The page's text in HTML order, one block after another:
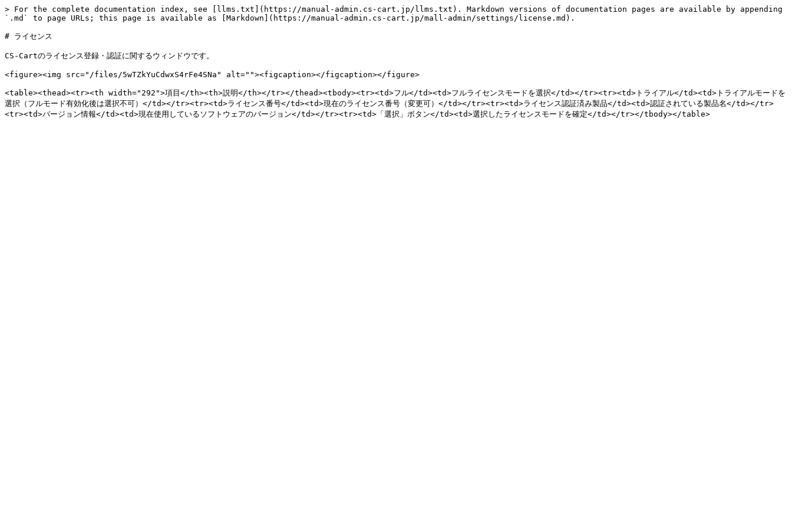
> For the complete documentation index, see [llms.txt](https://manual-admin.cs-cart.jp/llms.txt). Markdown versions of documentation pages are available by appending
`.md` to page URLs; this page is available as [Markdown](https://manual-admin.cs-cart.jp/mall-admin/settings/license.md).
# ライセンス
CS-Cartのライセンス登録・認証に関するウィンドウです。
<figure><img src="/files/5wTZkYuCdwxS4rFe4SNa" alt=""><figcaption></figcaption></figure>
<table><thead><tr><th width="292">項目</th><th>説明</th></tr></thead><tbody><tr><td>フル</td><td>フルライセンスモードを選択</td></tr><tr><td>トライアル</td><td>トライアルモードを
選択（フルモード有効化後は選択不可）</td></tr><tr><td>ライセンス番号</td><td>現在のライセンス番号（変更可）</td></tr><tr><td>ライセンス認証済み製品</td><td>認証されている製品名</td></tr>